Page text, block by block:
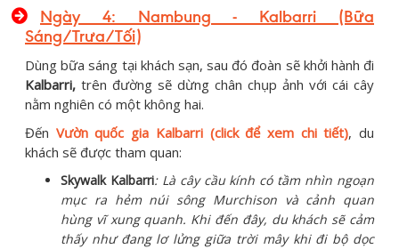
Ngày 4: Nambung - Kalbarri (Bữa
Sáng/Trưa/Tối)
Dùng bữa sáng tại khách sạn, sau đó đoàn sẽ khởi hành đi
Kalbarri, trên đường sẽ dừng chân chụp ảnh với cái cây
nằm nghiên có một không hai.
Đến Vườn quốc gia Kalbarri (click để xem chi tiết), du
khách sẽ được tham quan:
Skywalk Kalbarri: Là cây cầu kính có tầm nhìn ngoạn
mục ra hẻm núi sông Murchison và cảnh quan
hùng vĩ xung quanh. Khi đến đây, du khách sẽ cảm
thấy như đang lơ lửng giữa trời mây khi đi bộ dọc